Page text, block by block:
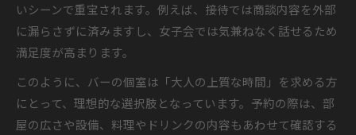
いシーンで重宝されます。例えば、接待では商談内容を外部
に漏らさずに済みますし、女子会では気兼ねなく話せるため
満足度が高まります。
このように、バーの個室は「大人の上質な時間」を求める方
にとって、理想的な選択肢となっています。予約の際は、部
屋の広さや設備、料理やドリンクの内容もあわせて確認する